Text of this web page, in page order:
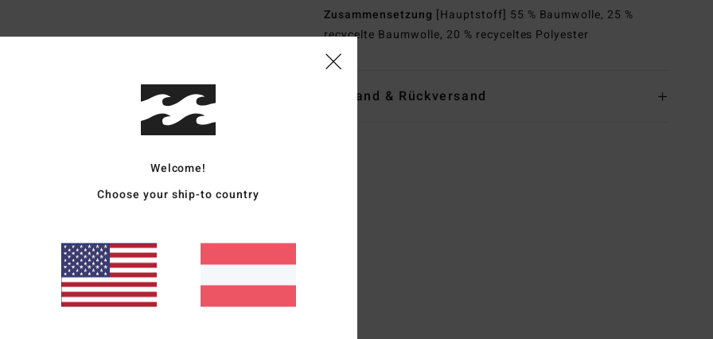
Zusammensetzung [Hauptstoff] 55 % Baumwolle, 25 %
recycelte Baumwolle, 20 % recyceltes Polyester
Versand & Rückversand
4.7
Welcome!
Choose your ship-to country